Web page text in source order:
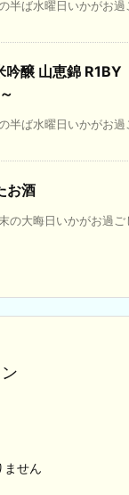
半ば水曜日いかがお
吟醸 山恵錦
半ば水曜日いかがお
お酒
の大晦日いかがお過ご
ません